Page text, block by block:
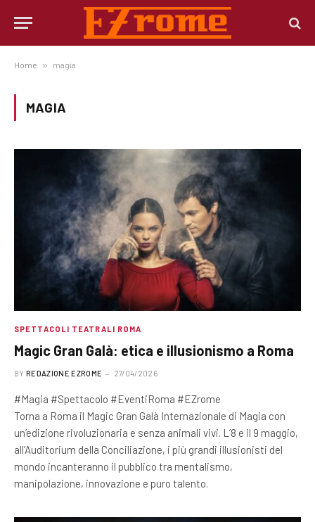
Home » magia
MAGIA
SPETTACOLI TEATRALI ROMA
Magic Gran Galà: etica e illusionismo a Roma
BY REDAZIONE EZROME 27/04/2026
#Magia #Spettacolo #EventiRoma #EZrome
Torna a Roma il Magic Gran Galà Internazionale di Magia con
un’edizione rivoluzionaria e senza animali vivi. L’8 e il 9 maggio,
all’Auditorium della Conciliazione, i più grandi illusionisti del
mondo incanteranno il pubblico tra mentalismo,
manipolazione, innovazione e puro talento.